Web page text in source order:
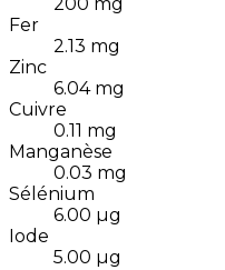
200 mg
Fer
2.13 mg
Zinc
6.04 mg
Cuivre
0.11 mg
Manganèse
0.03 mg
Sélénium
6.00 µg
Iode
5.00 µg